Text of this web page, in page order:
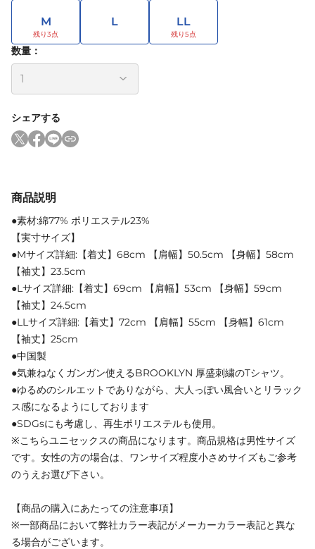
M L LL
数量：
シェアする
商品説明
●素材:綿77% ポリエステル23%
【実寸サイズ】
●Mサイズ詳細:【着丈】68cm 【肩幅】50.5cm 【身幅】58cm
【袖丈】23.5cm
●Lサイズ詳細:【着丈】69cm 【肩幅】53cm 【身幅】59cm
【袖丈】24.5cm
●LLサイズ詳細:【着丈】72cm 【肩幅】55cm 【身幅】61cm
【袖丈】25cm
●中国製
●気兼ねなくガンガン使えるBROOKLYN 厚盛刺繍のTシャツ。
●ゆるめのシルエットでありながら、大人っぽい風合いとリラック
ス感になるようにしております
●SDGsにも考慮し、再生ポリエステルも使用。
※こちらユニセックスの商品になります。商品規格は男性サイズ
です。女性の方の場合は、ワンサイズ程度小さめサイズもご参考
のうえお選び下さい。
【商品の購入にあたっての注意事項】
※一部商品において弊社カラー表記がメーカーカラー表記と異な
る場合がございます。